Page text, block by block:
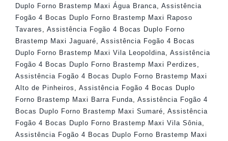
Duplo Forno Brastemp Maxi Água Branca, Assistência
Fogão 4 Bocas Duplo Forno Brastemp Maxi Raposo
Tavares , Assistência Fogão 4 Bocas Duplo Forno
Brastemp Maxi Jaguaré, Assistência Fogão 4 Bocas
Duplo Forno Brastemp Maxi Vila Leopoldina, Assistência
Fogão 4 Bocas Duplo Forno Brastemp Maxi Perdizes ,
Assistência Fogão 4 Bocas Duplo Forno Brastemp Maxi
Alto de Pinheiros , Assistência Fogão 4 Bocas Duplo
Forno Brastemp Maxi Barra Funda, Assistência Fogão 4
Bocas Duplo Forno Brastemp Maxi Sumaré, Assistência
Fogão 4 Bocas Duplo Forno Brastemp Maxi Vila Sônia,
Assistência Fogão 4 Bocas Duplo Forno Brastemp Maxi